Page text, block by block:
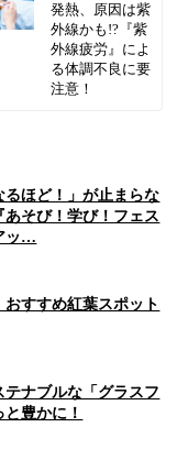
発熱、原因は紫
外線かも!?『紫
外線疲労』によ
る体調不良に要
注意！
ほど！」が止まらな
そび！学び！フェス
ッ…
すすめ紅葉スポット
テナブルな「グラスフ
豊かに！